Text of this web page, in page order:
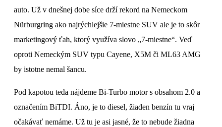
auto. Už v dnešnej dobe síce drží rekord na Nemeckom
Nürburgring ako najrýchlejšie 7-miestne SUV ale je to skôr
marketingový ťah, ktorý využíva slovo „7-miestne“. Veď
oproti Nemeckým SUV typu Cayene, X5M či ML63 AMG
by istotne nemal šancu.
Pod kapotou teda nájdeme Bi-Turbo motor s obsahom 2.0 a
označením BiTDI. Áno, je to diesel, žiaden benzín tu vraj
očakávať nemáme. Už tu je asi jasné, že to nebude žiadna